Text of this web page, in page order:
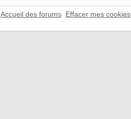
Accueil des forums Effacer mes cookies